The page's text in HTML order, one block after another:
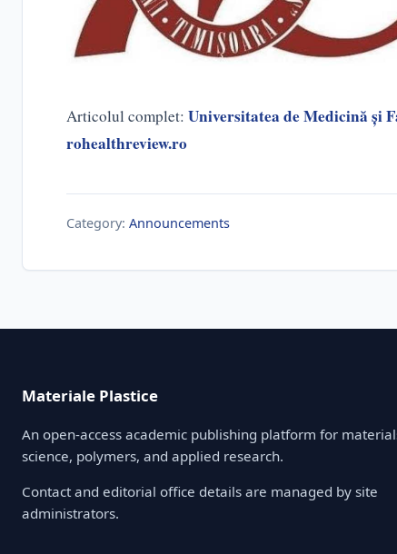
Articolul complet: Universitatea de Medicină și
rohealthreview.ro
Category: Announcements
Materiale Plastice
An open-access academic publishing platform for
science, polymers, and applied research.
Contact and editorial office details are managed by site
administrators.